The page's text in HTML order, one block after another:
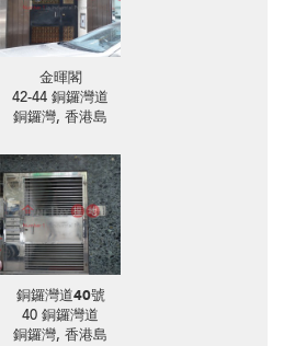
金暉閣
42-44 銅鑼灣道
銅鑼灣, 香港島
銅鑼灣道40號
40 銅鑼灣道
銅鑼灣, 香港島